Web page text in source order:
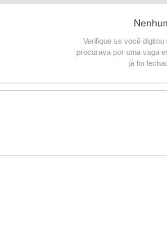
Verifique se você
procurava por uma vaga
já foi